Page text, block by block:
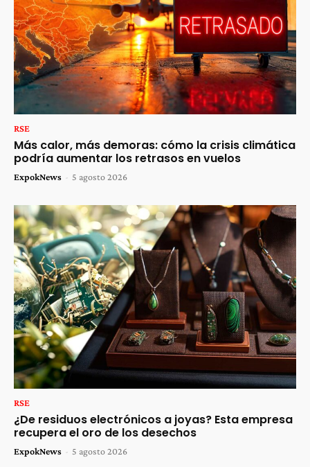
RSE
Más calor, más demoras: cómo la crisis climática
podría aumentar los retrasos en vuelos
ExpokNews - 5 agosto 2026
RSE
¿De residuos electrónicos a joyas? Esta empresa
recupera el oro de los desechos
ExpokNews - 5 agosto 2026